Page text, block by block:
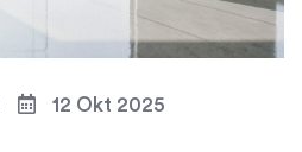
12 Okt 2025